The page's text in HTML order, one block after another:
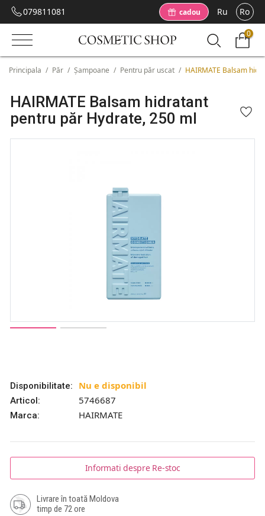
079811081 cadou Ru Ro
0
Principala / Păr / Șampoane / Pentru păr uscat / HAIRMATE Balsam
HAIRMATE Balsam hidratant
pentru păr Hydrate, 250 ml
Disponibilitate: Nu e disponibil
Articol: 5746687
Marca: HAIRMATE
Informati despre Re-stoc
Livrare în toată Moldova
timp de 72 ore